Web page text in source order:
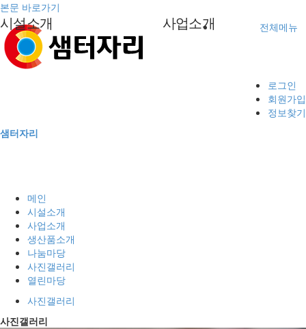
본문 바로가기
로그인
회원가입
정보찾기
샘터자리
시설소개
인사말
이용안내
사업소개
서비스과정 및 사업체계도
중중장애인생산품소개
자원봉사안내
사진갤러리
공지사항
전체메뉴
메인
시설소개
사업소개
생산품소개
나눔마당
사진갤러리
열린마당
사진갤러리
사진갤러리